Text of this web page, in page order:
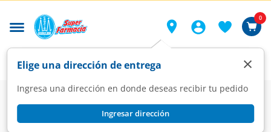
Elige una dirección de entrega
Ingresa una dirección en donde deseas recibir tu pedido
Ingresar dirección
×
0
Farmacia Visual Oftalmología
Latisse 0.03%, Frasco con 3 ml de solución y 60 Aplicadores.